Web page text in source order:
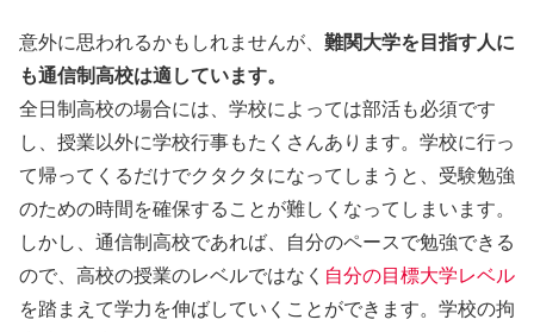
意外に思われるかもしれませんが、 難関大学を目指す人に
も通信制高校は適しています。
全日制高校の場合には、学校によっては部活も必須です
し、授業以外に学校行事もたくさんあります。学校に行っ
て帰ってくるだけでクタクタになってしまうと、受験勉強
のための時間を確保することが難しくなってしまいます。
しかし、通信制高校であれば、自分のペースで勉強できる
ので、高校の授業のレベルではなく 自分の目標大学レベル
を踏まえて学力を伸ばしていくことができます。学校の拘